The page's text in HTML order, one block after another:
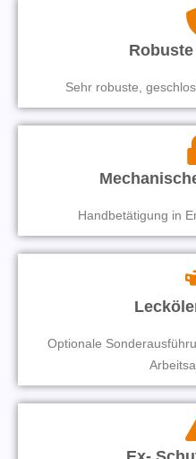
Sehr robuste,
Handbetätigung in
Optionale